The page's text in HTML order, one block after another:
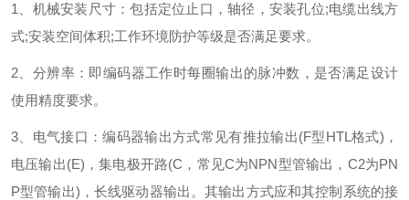
1、机械安装尺寸：包括定位止口，轴径，安装孔位;电缆出线方
式;安装空间体积;工作环境防护等级是否满足要求。
2、分辨率：即编码器工作时每圈输出的脉冲数，是否满足设计
使用精度要求。
3、电气接口：编码器输出方式常见有推拉输出(F型HTL格式)，
电压输出(E)，集电极开路(C，常见C为NPN型管输出，C2为PN
P型管输出)，长线驱动器输出。其输出方式应和其控制系统的接